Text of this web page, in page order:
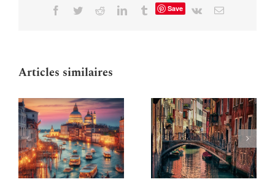
Facebook
TwitterRedditLinkedInTumblr
Save Vk Email
Articles similaires
Que faire à Venise
Basilique Saint
Marc de Venise :
histoire et
informations